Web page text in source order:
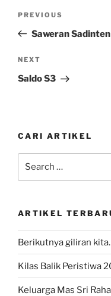
Previous
Post
PREVIOUS
Saweran
Next
Post
NEXT
Saldo S3
CARI ARTIKEL
ARTIKEL
Berikutnya giliran
Kilas Balik Peristiwa
Keluarga Mas Sri